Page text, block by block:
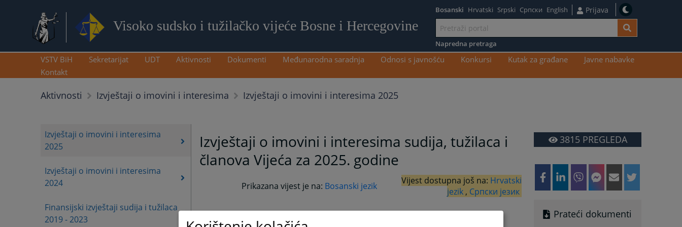
Visoko sudsko i tužilačko vijeće Bosne i Hercegovine
sadržaj
Bosanski Hrvatski Srpski Српски English Prijava
Napredna pretraga
VSTV BiH Sekretarijat UDT Aktivnosti Dokumenti Međunarodna saradnja Odnosi s javnošću Konkursi Kutak za građane
Javne nabavke
Kontakt
Aktivnosti Izvještaji o imovini i interesima Izvještaji o imovini i interesima 2025
Izvještaji o imovini i interesima
2025
Izvještaji o imovini i interesima
2024
Finansijski izvještaji sudija i tužilaca
2019 - 2023
Izvještaji o imovini i interesima sudija, tužilaca i
članova Vijeća za 2025. godine
Prikazana vijest je na: Bosanski jezik Vijest dostupna još na: Hrvatski
jezik , Српски језик
3815 PREGLEDA
Prateći dokumenti